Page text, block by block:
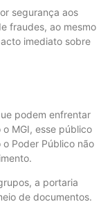
segurança aos
fraudes, ao mesmo
imediato sobre
podem enfrentar
MGI, esse público
Poder Público não
a portaria
de documentos.